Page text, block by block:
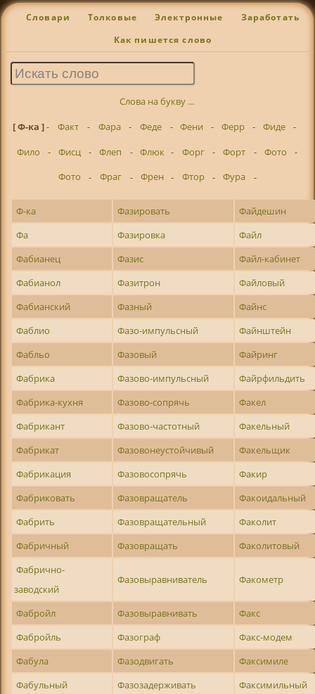
Словари Толковые Электронные Заработать
Как пишется слово
Слова на букву ...
[ Ф-ка ]- Факт - Фара - Феде - Фени - Ферр - Фиде
-
Фило
- Фисц - Флеп - Флюк - Форг - Форт - Фото
-
Фото
- Фраг - Френ - Фтор - Фура -
Ф-ка Фазировать
Файдешин
Фа
Фазировка
Файл
Фабианец
Фазис
Файл-кабинет
Фабианол
Фазитрон
Файловый
Фабианский
Фазный
Файнс
Фаблио
Фазо-импульсный
Файнштейн
Фабльо
Фазовый
Файринг
Фабрика
Фазово-импульсный
Файрфильдить
Фабрика-кухня
Фазово-сопрячь
Факел
Фабрикант
Фазово-частотный
Факельный
Фабрикат
Фазовонеустойчивый
Факельщик
Фабрикация
Фазовосопрячь
Факир
Фабриковать
Фазовращатель
Факоидальный
Фабрить
Фазовращательный
Факолит
Фабричный
Фазовращать
Факолитовый
Фабрично-
заводский
Фазовыравниватель Факометр
Фабройл Фазовыравнивать
Факс
Фабройль
Фазограф
Факс-модем
Фабула
Фазодвигать
Факсимиле
Фабульный
Фазозадерживать
Факсимильный